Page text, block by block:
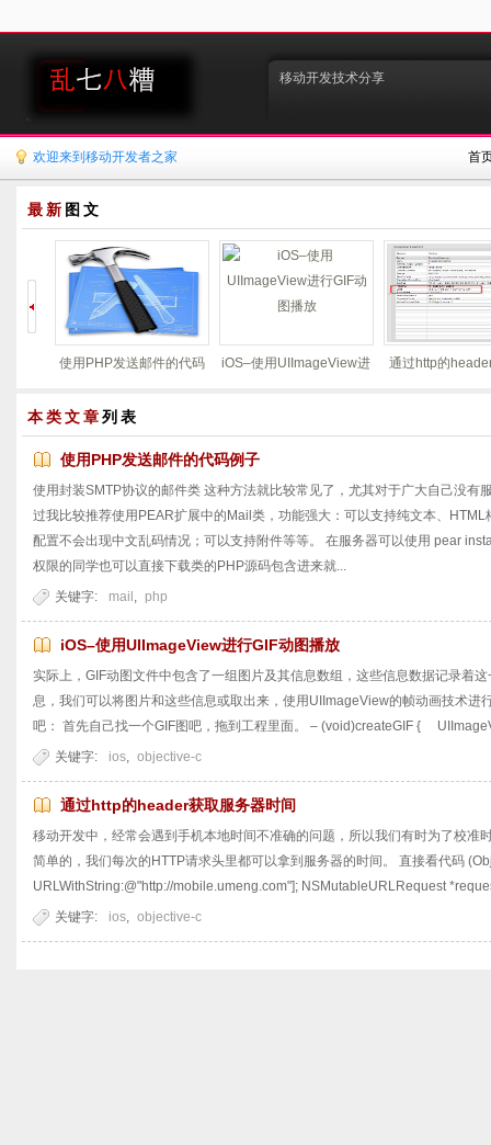
移动开发技术分享
首
欢迎来到移动开发者之家
最新 图文
使用PHP发送邮件的代码
iOS–使用UIImageView进
通过http的
本类文章列表
使用PHP发送邮件的代码例子
使用封装SMTP协议的邮件类 这种方法就比较常见了，尤其对于广大自己没有
过我比较推荐使用PEAR扩展中的Mail类，功能强大：可以支持纯文本、
配置不会出现中文乱码情况；可以支持附件等等。 在服务器可以使用 pear
权限的同学也可以直接下载类的PHP源码包含进来就...
关键字:
mail , php
iOS–使用UIImageView进行GIF动图播放
实际上，GIF动图文件中包含了一组图片及其信息数组，这些信息数据记录着
息，我们可以将图片和这些信息或取出来，使用UIImageView的帧动画技术进
吧： 首先自己找一个GIF图吧，拖到工程里面。 – (void)createGIF {
关键字:
ios, objective-c
通过http的header获取服务器时间
移动开发中，经常会遇到手机本地时间不准确的问题，所以我们有时为了校准
简单的，我们每次的HTTP请求头里都可以拿到服务器的时间。 直接看代码
URLWithString:@"http://mobile.umeng.com"]; NSMutableURLRequest
关键字:
ios, objective-c